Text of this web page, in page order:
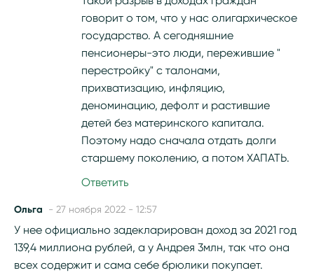
говорит о том, что у нас олигархическое
государство. А сегодняшние
пенсионеры-это люди, пережившие "
перестройку" с талонами,
прихватизацию, инфляцию,
деноминацию, дефолт и растившие
детей без материнского капитала.
Поэтому надо сначала отдать долги
старшему поколению, а потом ХАПАТЬ.
Ответить
Ольга - 27 ноября 2022 - 12:57
У нее официально задекларирован доход за 2021 год
139,4 миллиона рублей, а у Андрея 3млн, так что она
всех содержит и сама себе брюлики покупает.